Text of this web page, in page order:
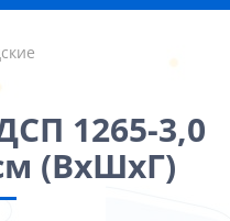
1265-3,0
(ВхШхГ)